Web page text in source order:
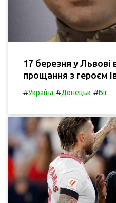
17 березня у Львові
прощання з героєм
#Україна #Донецьк #Біг